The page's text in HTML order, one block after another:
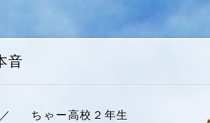
音
／ ちゃー高校２年生